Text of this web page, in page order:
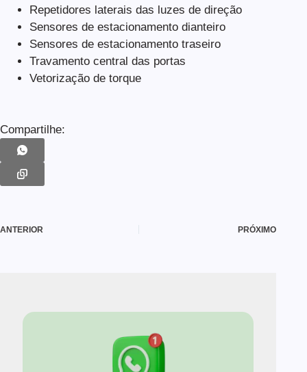
Repetidores laterais das luzes de direção
Sensores de estacionamento dianteiro
Sensores de estacionamento traseiro
Travamento central das portas
Vetorização de torque
Compartilhe:
ANTERIOR PRÓXIMO